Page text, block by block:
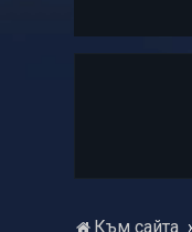
Към сайта